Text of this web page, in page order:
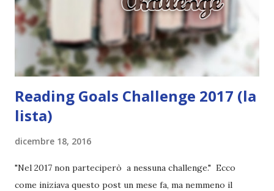
sondaggio, per capire quanto la reading challenge vi sia
effettivamente piaciuta. Sono ben accetti i c...
Reading Goals Challenge 2017 (la
lista)
dicembre 18, 2016
"Nel 2017 non parteciperò a nessuna challenge." Ecco
come iniziava questo post un mese fa, ma nemmeno il